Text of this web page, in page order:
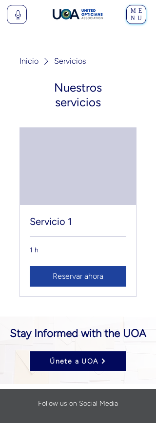
ME
NU
Inicio Servicios
Nuestros
servicios
Servicio 1
1 h
Reservar ahora
Stay Informed with the UOA
Únete a UOA
Follow us on Social Media